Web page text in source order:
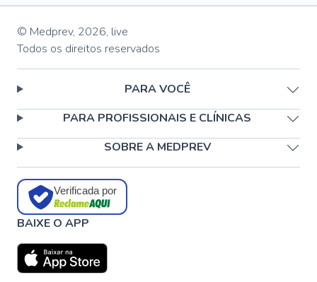
© Medprev, 2026, live
Todos os direitos reservados
PARA VOCÊ
PARA PROFISSIONAIS E CLÍNICAS
SOBRE A MEDPREV
Verificada por
BAIXE O APP